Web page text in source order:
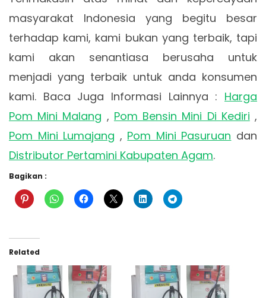
masyarakat Indonesia yang begitu besar
terhadap kami, kami bukan yang terbaik, tapi
kami akan senantiasa berusaha untuk
menjadi yang terbaik untuk anda konsumen
kami. Baca Juga Informasi Lainnya : Harga
Pom Mini Malang , Pom Bensin Mini Di Kediri ,
Pom Mini Lumajang , Pom Mini Pasuruan dan
Distributor Pertamini Kabupaten Agam.
Bagikan :
Related